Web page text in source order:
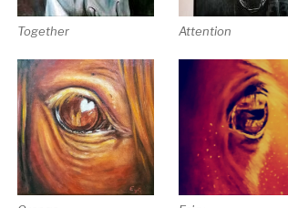
Together Attention